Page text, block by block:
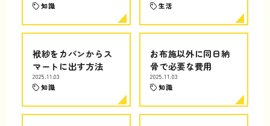
知識 生活
袱紗をカバンからス
マートに出す方法
2025.11.03
知識
お布施以外に同日納
骨で必要な費用
2025.11.03
知識